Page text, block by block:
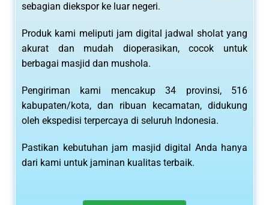
sebagian diekspor ke luar negeri.
Produk kami meliputi jam digital jadwal sholat yang
akurat dan mudah dioperasikan, cocok untuk
berbagai masjid dan mushola.
Pengiriman kami mencakup 34 provinsi, 516
kabupaten/kota, dan ribuan kecamatan, didukung
oleh ekspedisi terpercaya di seluruh Indonesia.
Pastikan kebutuhan jam masjid digital Anda hanya
dari kami untuk jaminan kualitas terbaik.